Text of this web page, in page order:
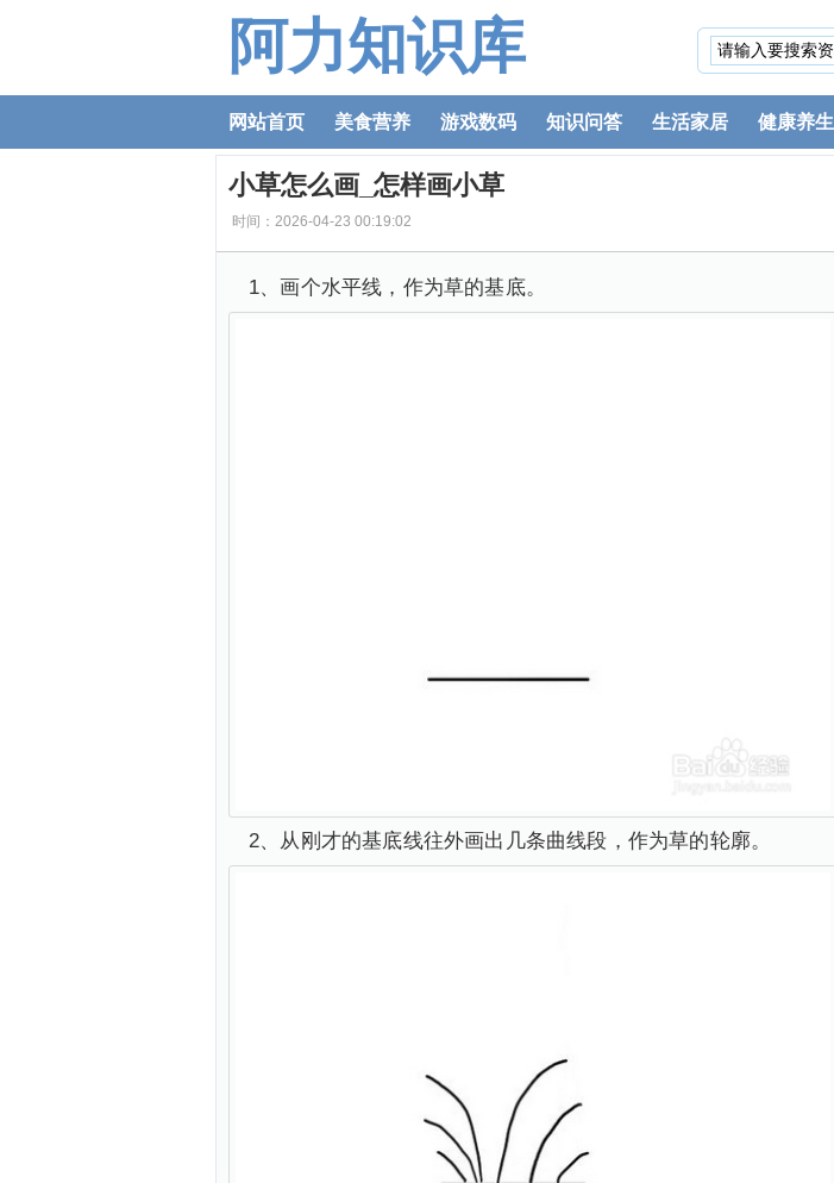
阿力知识库
网站首页 美食营养 游戏数码 知识问答 生活家居 健康养生
小草怎么画_怎样画小草
时间：2026-04-23 00:19:02
1、画个水平线，作为草的基底。
2、从刚才的基底线往外画出几条曲线段，作为草的轮廓。